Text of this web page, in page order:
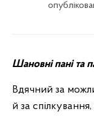
Шановні пані та
Вдячний за
й за